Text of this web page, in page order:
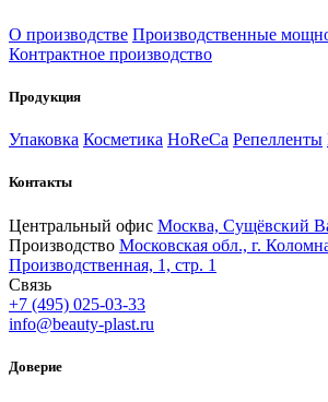
О производстве Производственные
Контрактное производство
Продукция
Упаковка Косметика HoReCa Репелленты
Контакты
Центральный офис Москва, Сущёвский
Производство Московская обл., г.
Производственная, 1, стр. 1
Связь
+7 (495) 025-03-33
info@beauty-plast.ru
Доверие